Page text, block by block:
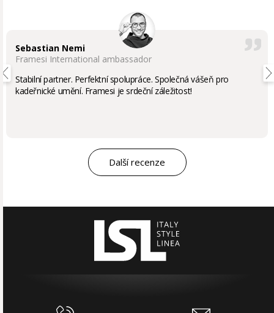
Sebastian Nemi
Framesi International ambassador
Stabilní partner. Perfektní spolupráce. Společná vášeň pro
kadeřnické umění. Framesi je srdeční záležitost!
Další recenze